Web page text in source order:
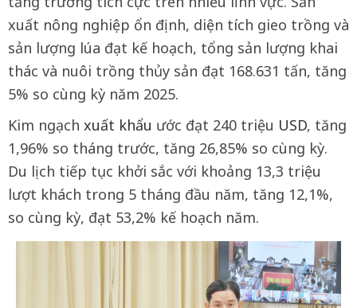
xuất nông nghiệp ổn định, diện tích gieo trồng và
sản lượng lúa đạt kế hoạch, tổng sản lượng khai
thác và nuôi trồng thủy sản đạt 168.631 tấn, tăng
5% so cùng kỳ năm 2025.
Kim ngạch xuất khẩu ước đạt 240 triệu USD, tăng
1,96% so tháng trước, tăng 26,85% so cùng kỳ.
Du lịch tiếp tục khởi sắc với khoảng 13,3 triệu
lượt khách trong 5 tháng đầu năm, tăng 12,1%,
so cùng kỳ, đạt 53,2% kế hoạch năm.